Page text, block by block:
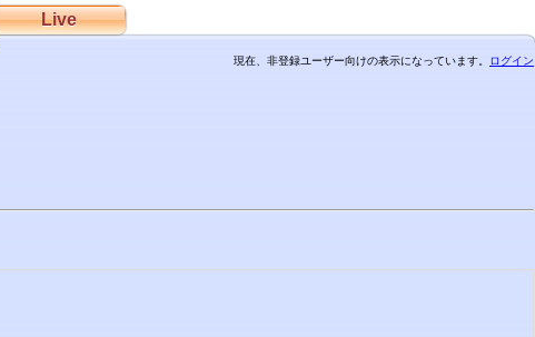
Live
現在、非登録ユーザー向けの表示になっています。 ログイン